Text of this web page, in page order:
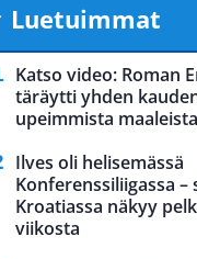
Luetuimmat
Katso video: Roman
täräytti yhden
upeimmista maaleista
Ilves oli helisemässä
Konferenssiliigassa –
Kroatiassa näkyy
viikosta